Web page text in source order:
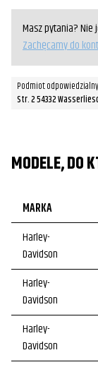
Masz pytania?
Zachęcamy do
Podmiot
Str. 2 54332
MODELE, DO
MARKA
Harley-
Davidson
Harley-
Davidson
Harley-
Davidson